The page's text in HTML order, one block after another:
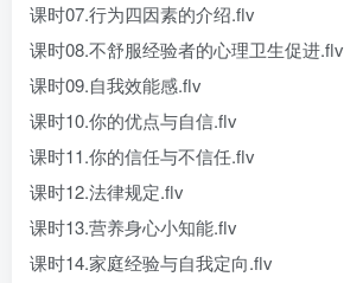
课时07.行为四因素的介绍.flv
课时08.不舒服经验者的心理卫生促进.flv
课时09.自我效能感.flv
课时10.你的优点与自信.flv
课时11.你的信任与不信任.flv
课时12.法律规定.flv
课时13.营养身心小知能.flv
课时14.家庭经验与自我定向.flv